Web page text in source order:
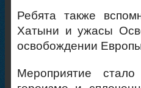
Ребята также
Хатыни и ужасы
освобождении
Мероприятие